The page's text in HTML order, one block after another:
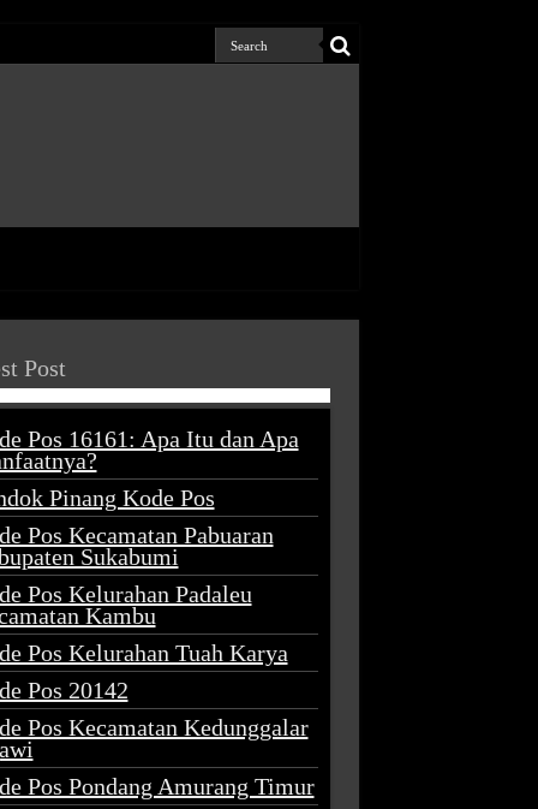
Post
Pos 16161: Apa Itu dan Apa
Pinang Kode Pos
Pos Kecamatan Pabuaran
Sukabumi
Pos Kelurahan Padaleu
Kambu
Pos Kelurahan Tuah Karya
Pos 20142
Pos Kecamatan Kedunggalar
Pos Pondang Amurang Timur